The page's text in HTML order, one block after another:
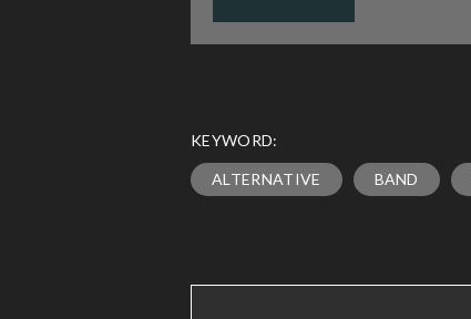
KEYWORD:
ALTERNATIVE BAND